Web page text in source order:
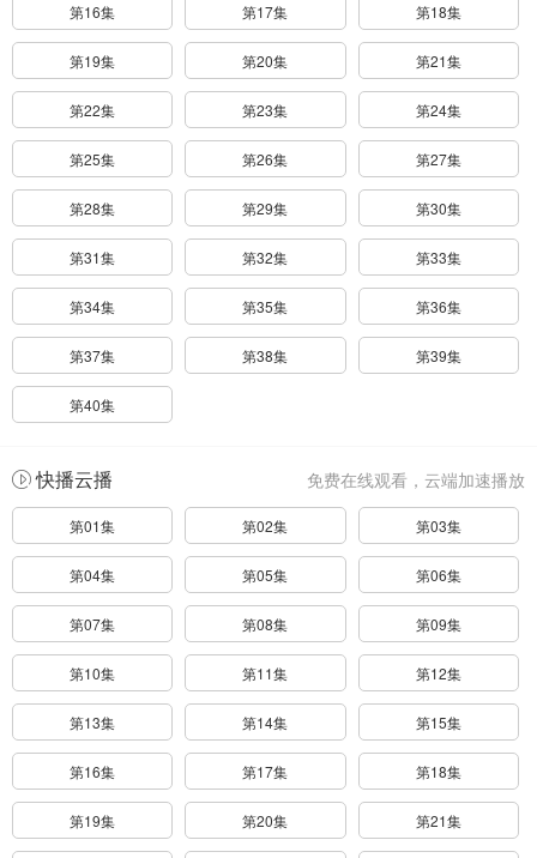
第16集 第17集 第18集
第19集 第20集 第21集
第22集 第23集 第24集
第25集 第26集 第27集
第28集 第29集 第30集
第31集 第32集 第33集
第34集 第35集 第36集
第37集 第38集 第39集
第40集
免费在线观看，云端加速播放
快播云播
第01集 第02集 第03集
第04集 第05集 第06集
第07集 第08集 第09集
第10集 第11集 第12集
第13集 第14集 第15集
第16集 第17集 第18集
第19集 第20集 第21集